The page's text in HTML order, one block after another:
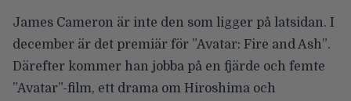
James Cameron är inte den som ligger på latsidan. I
december är det premiär för ”Avatar: Fire and Ash”.
Därefter kommer han jobba på en fjärde och femte
”Avatar”-film, ett drama om Hiroshima och